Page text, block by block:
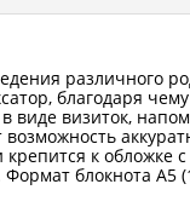
различного
благодаря
виде визиток,
к
блокнота А5